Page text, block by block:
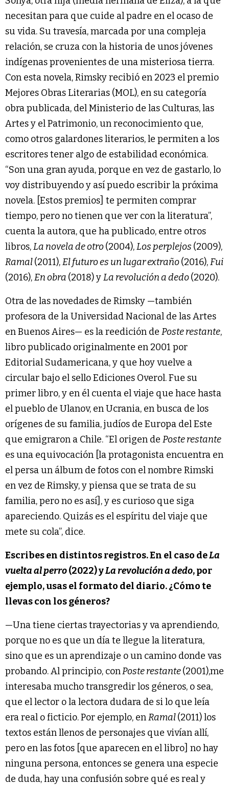
necesitan para que cuide al padre en el ocaso de
su vida. Su travesía, marcada por una compleja
relación, se cruza con la historia de unos jóvenes
indígenas provenientes de una misteriosa tierra.
Con esta novela, Rimsky recibió en 2023 el premio
Mejores Obras Literarias (MOL), en su categoría
obra publicada, del Ministerio de las Culturas, las
Artes y el Patrimonio, un reconocimiento que,
como otros galardones literarios, le permiten a los
escritores tener algo de estabilidad económica.
“Son una gran ayuda, porque en vez de gastarlo, lo
voy distribuyendo y así puedo escribir la próxima
novela. [Estos premios] te permiten comprar
tiempo, pero no tienen que ver con la literatura”,
cuenta la autora, que ha publicado, entre otros
libros,La novela de otro(2004),Los perplejos (2009),
Ramal(2011),El futuro es un lugar extraño(2016),Fui
(2016),En obra (2018) yLa revolución a dedo(2020).
Otra de las novedades de Rimsky —también
profesora de la Universidad Nacional de las Artes
en Buenos Aires— es la reedición de Poste restante,
libro publicado originalmente en 2001 por
Editorial Sudamericana, y que hoy vuelve a
circular bajo el sello Ediciones Overol. Fue su
primer libro, y en él cuenta el viaje que hace hasta
el pueblo de Ulanov, en Ucrania, en busca de los
orígenes de su familia, judíos de Europa del Este
que emigraron a Chile. “El origen de Poste restante
es una equivocación [la protagonista encuentra en
el persa un álbum de fotos con el nombre Rimski
en vez de Rimsky, y piensa que se trata de su
familia, pero no es así], y es curioso que siga
apareciendo. Quizás es el espíritu del viaje que
mete su cola”, dice.
Escribes en distintos registros. En el caso deLa
vuelta al perro(2022) yLa revolución a dedo, por
ejemplo, usas el formato del diario. ¿Cómo te
llevas con los géneros?
—Una tiene ciertas trayectorias y va aprendiendo,
porque no es que un día te llegue la literatura,
sino que es un aprendizaje o un camino donde vas
probando. Al principio, conPoste restante(2001),me
interesaba mucho transgredir los géneros, o sea,
que el lector o la lectora dudara de si lo que leía
era real o ficticio. Por ejemplo, enRamal(2011) los
textos están llenos de personajes que vivían allí,
pero en las fotos [que aparecen en el libro] no hay
ninguna persona, entonces se genera una especie
de duda, hay una confusión sobre qué es real y